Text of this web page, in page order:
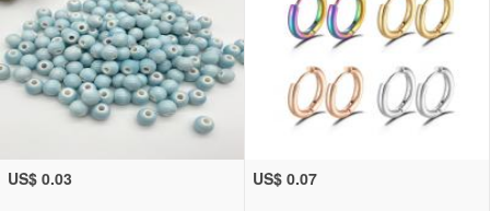
US$ 0.03 US$ 0.07